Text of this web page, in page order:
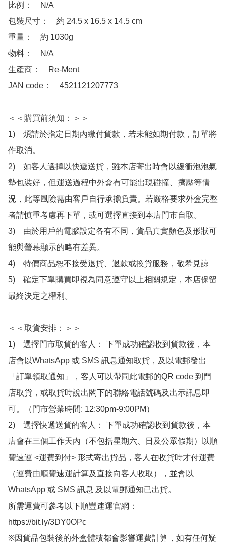
比例：　N/A
包裝尺寸：　約 24.5 x 16.5 x 14.5 cm
重量：　約 1030g
物料：　N/A
生產商：　Re-Ment
JAN code：　4521121207773
＜＜購買前須知：＞＞
1)　煩請於指定日期內繳付貨款，若未能如期付款，訂單將
作取消。
2)　如客人選擇以快遞送貨，雖本店寄出時會以緩衝泡泡氣
墊包裝好，但運送過程中外盒有可能出現碰撞、擠壓等情
況，此等風險需由客戶自行承擔負責。若嚴格要求外盒完整
者請慎重考慮再下單，或可選擇直接到本店門市自取。
3)　由於用戶的電腦設定各有不同，貨品真實顏色及形狀可
能與螢幕顯示的略有差異。
4)　特價商品恕不接受退貨、退款或換貨服務，敬希見諒
5)　確定下單購買即視為同意遵守以上相關規定，本店保留
最終決定之權利。
＜＜取貨安排：＞＞
1)　選擇門市取貨的客人： 下單成功確認收到貨款後，本
店會以WhatsApp 或 SMS 訊息通知取貨，及以電郵發出
「訂單領取通知」，客人可以帶同此電郵的QR code 到門
店取貨，或取貨時說出閣下的聯絡電話號碼及出示訊息即
可。（門市營業時間: 12:30pm-9:00PM）
2)　選擇快遞送貨的客人： 下單成功確認收到貨款後，本
店會在三個工作天內（不包括星期六、日及公眾假期）以順
豐速運 <運費到付> 形式寄出貨品，客人在收貨時才付運費
（運費由順豐速運計算及直接向客人收取），並會以
WhatsApp 或 SMS 訊息 及以電郵通知已出貨。
所需運費可參考以下順豐速運官網：
https://bit.ly/3DY0OPc
※因貨品包裝後的外盒體積都會影響運費計算，如有任何疑